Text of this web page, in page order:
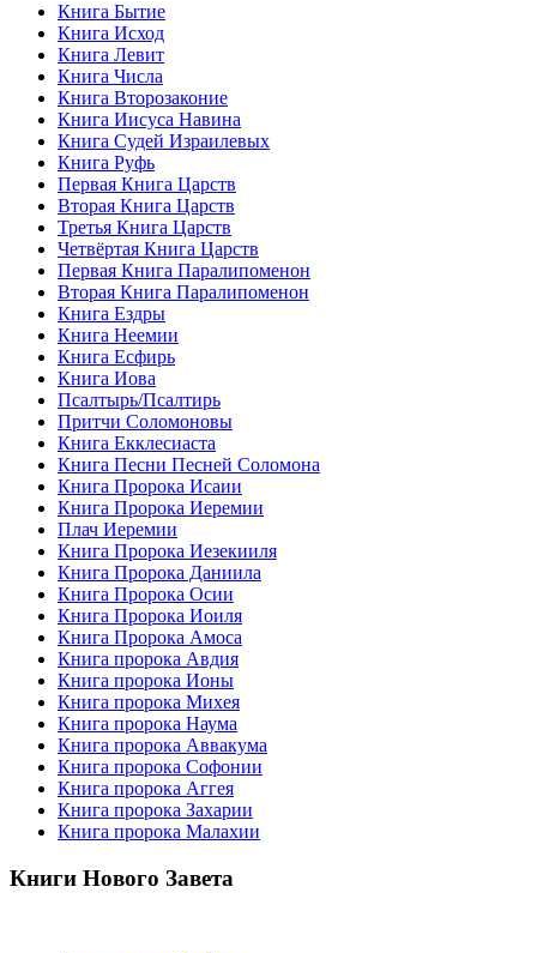
Книга Бытие
Книга Исход
Книга Левит
Книга Числа
Книга Второзаконие
Книга Иисуса Навина
Книга Судей Израилевых
Книга Руфь
Первая Книга Царств
Вторая Книга Царств
Третья Книга Царств
Четвёртая Книга Царств
Первая Книга Паралипоменон
Вторая Книга Паралипоменон
Книга Ездры
Книга Неемии
Книга Есфирь
Книга Иова
Псалтырь/Псалтирь
Притчи Соломоновы
Книга Екклесиаста
Книга Песни Песней Соломона
Книга Пророка Исаии
Книга Пророка Иеремии
Плач Иеремии
Книга Пророка Иезекииля
Книга Пророка Даниила
Книга Пророка Осии
Книга Пророка Иоиля
Книга Пророка Амоса
Книга пророка Авдия
Книга пророка Ионы
Книга пророка Михея
Книга пророка Наума
Книга пророка Аввакума
Книга пророка Софонии
Книга пророка Аггея
Книга пророка Захарии
Книга пророка Малахии
Книги Нового Завета